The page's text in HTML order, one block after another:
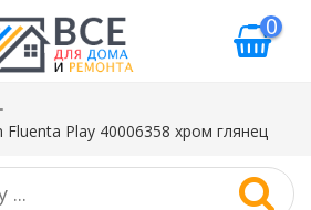
0
Play 40006358 хром глянец